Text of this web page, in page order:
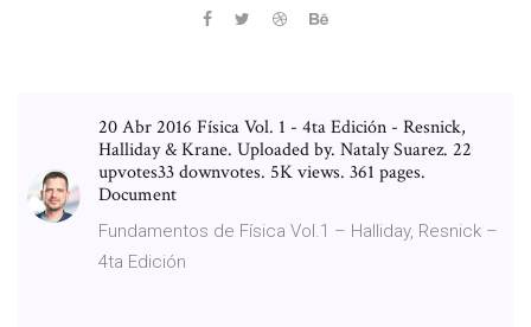
20 Abr 2016 Física Vol. 1 - 4ta Edición - Resnick,
Halliday & Krane. Uploaded by. Nataly Suarez. 22
upvotes33 downvotes. 5K views. 361 pages.
Document
Fundamentos de Física Vol.1 – Halliday, Resnick –
4ta Edición